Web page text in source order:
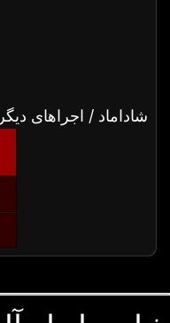
شاداماد / اجراهای دیگر